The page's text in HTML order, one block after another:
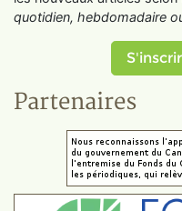
quotidien, hebdomadaire
Partenaires